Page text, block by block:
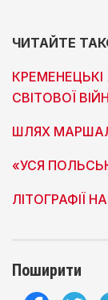
ЧИТАЙТЕ
КРЕМЕНЕЦЬКІ
СВІТОВОЇ
ШЛЯХ
«УСЯ
ЛІТОГРАФІЇ
Поширити